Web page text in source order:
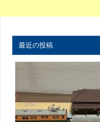
最近の投稿